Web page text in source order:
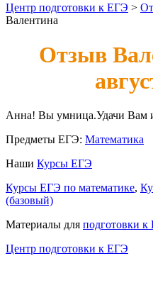
Центр подготовки к ЕГЭ >
Валентина
Отзыв
Анна! Вы умница.Удачи Вам
Предметы ЕГЭ: Математика
Наши Курсы ЕГЭ
Курсы ЕГЭ по математике,
(базовый)
Материалы для подготовки
Центр подготовки к ЕГЭ